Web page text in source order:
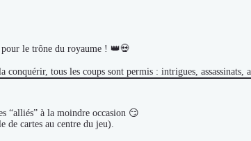
le trône du royaume ! 👑💀
tous les coups sont permis : intrigues, assassinats,
à la moindre occasion 😏
de cartes au centre du jeu).